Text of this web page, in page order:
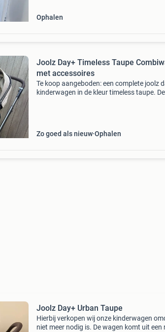
Ophalen
Joolz Day+ Timeless Taupe
met accessoires
Te koop aangeboden: een complete joolz
kinderwagen in de kleur timeless taupe.
Zo goed als nieuw Ophalen
Joolz Day+ Urban Taupe
Hierbij verkopen wij onze kinderwagen
niet meer nodig is. De wagen komt uit een